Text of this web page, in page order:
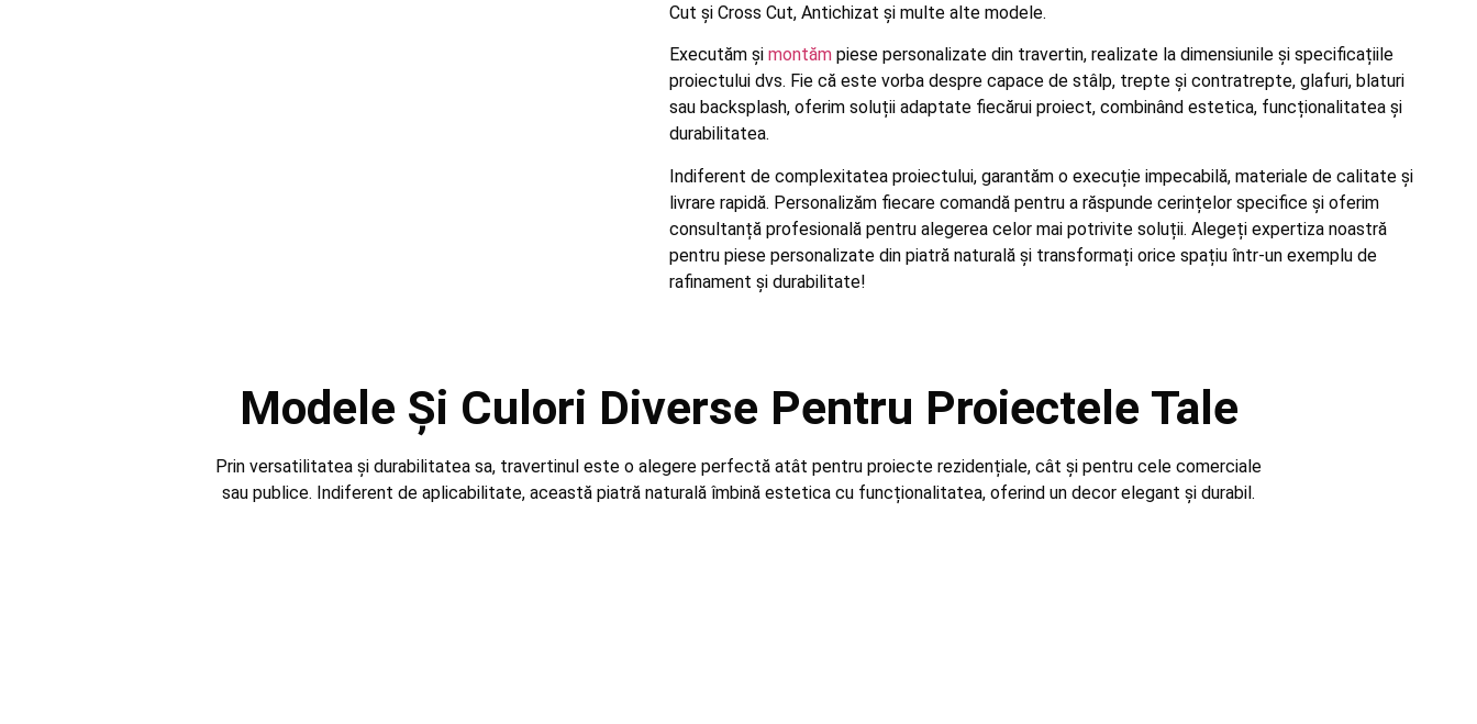
Cut și Cross Cut, Antichizat și multe alte modele.
Executăm și montămpiese personalizate din travertin, realizate la dimensiunile și specificațiile
proiectului dvs. Fie că este vorba despre capace de stâlp, trepte și contratrepte, glafuri, blaturi
sau backsplash, oferim soluții adaptate fiecărui proiect, combinând estetica, funcționalitatea și
durabilitatea.
Indiferent de complexitatea proiectului, garantăm o execuție impecabilă, materiale de calitate și
livrare rapidă. Personalizăm fiecare comandă pentru a răspunde cerințelor specifice și oferim
consultanță profesională pentru alegerea celor mai potrivite soluții. Alegeți expertiza noastră
pentru piese personalizate din piatră naturală și transformați orice spațiu într-un exemplu de
rafinament și durabilitate!
Modele Și Culori Diverse Pentru Proiectele Tale
Prin versatilitatea și durabilitatea sa, travertinul este o alegere perfectă atât pentru proiecte rezidențiale, cât și pentru cele comerciale
sau publice. Indiferent de aplicabilitate, această piatră naturală îmbină estetica cu funcționalitatea, oferind un decor elegant și durabil.